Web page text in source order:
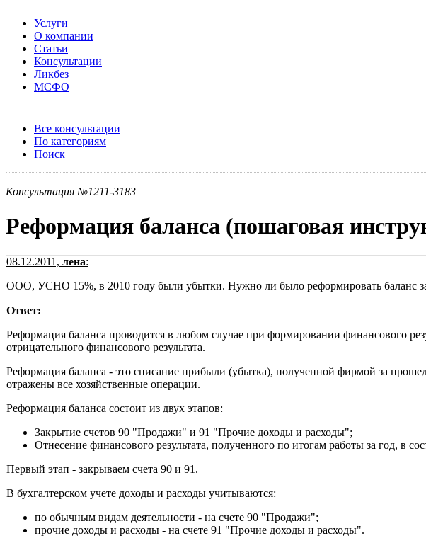
Услуги
О компании
Статьи
Консультации
Ликбез
МСФО
Все консультации
По категориям
Поиск
Консультация №1211-3183
Реформация баланса (пошаговая
08.12.2011, лена:
ООО, УСНО 15%, в 2010 году были убытки. Нужно ли было реформировать баланс за
Ответ:
Реформация баланса проводится в любом случае при формировании финансового
отрицательного финансового результата.
Реформация баланса - это списание прибыли (убытка), полученной фирмой за
отражены все хозяйственные операции.
Реформация баланса состоит из двух этапов:
Закрытие счетов 90 "Продажи" и 91 "Прочие доходы и расходы";
Отнесение финансового результата, полученного по итогам работы за год, в
Первый этап - закрываем счета 90 и 91.
В бухгалтерском учете доходы и расходы учитываются:
по обычным видам деятельности - на счете 90 "Продажи";
прочие доходы и расходы - на счете 91 "Прочие доходы и расходы".